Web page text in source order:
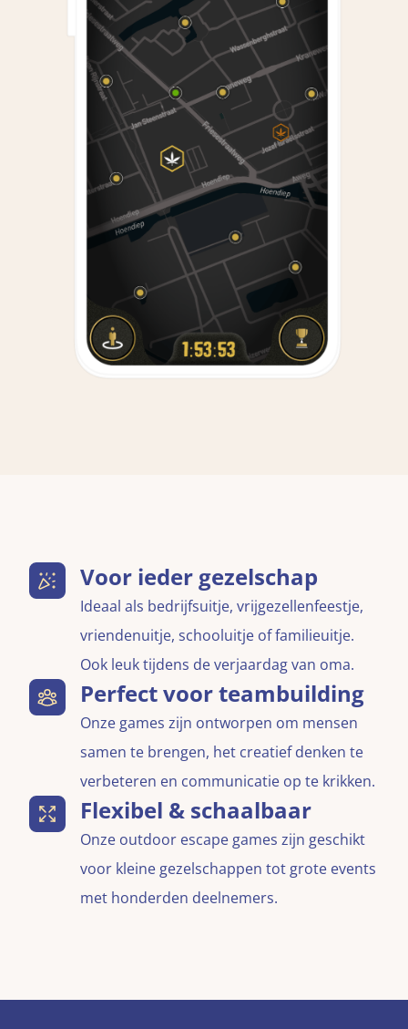
Voor ieder gezelschap
Ideaal als bedrijfsuitje, vrijgezellenfeestje,
vriendenuitje, schooluitje of familieuitje.
Ook leuk tijdens de verjaardag van oma.
Perfect voor teambuilding
Onze games zijn ontworpen om mensen
samen te brengen, het creatief denken te
verbeteren en communicatie op te krikken.
Flexibel & schaalbaar
Onze outdoor escape games zijn geschikt
voor kleine gezelschappen tot grote events
met honderden deelnemers.